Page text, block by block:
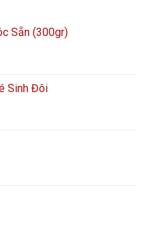
Sẵn (300gr)
Sinh Đôi